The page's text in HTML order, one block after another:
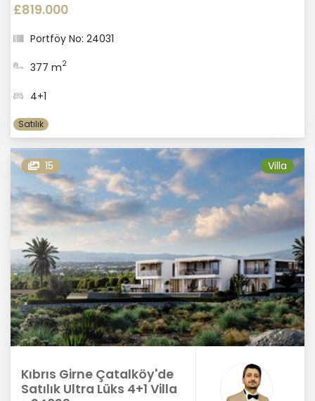
£819.000
Portföy No: 24031
377 m2
4+1
Satılık
15 Villa
Kıbrıs Girne Çatalköy'de
Satılık Ultra Lüks 4+1 Villa